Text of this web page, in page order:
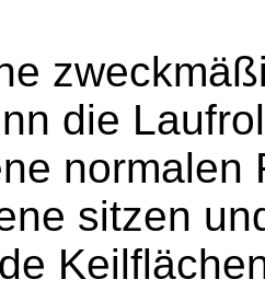
die
normalen
sitzen